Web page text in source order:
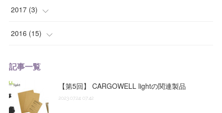
(1
( 2)
( 1)
(2
(1)
(2)
(4
(6)
2017 (3)
(1)
2016 (15)
(6)
記事一覧
【第5回】 CARGOWELL lightの関連製品
2023.07.24 07:42